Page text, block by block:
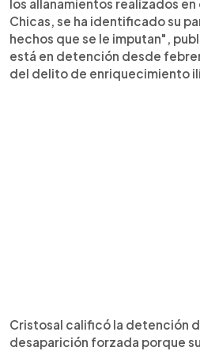
los allanamientos realizados en
Chicas, se ha identificado su
hechos que se le imputan",
está en detención desde
del delito de enriquecimiento
Cristosal calificó la detención
desaparición forzada porque